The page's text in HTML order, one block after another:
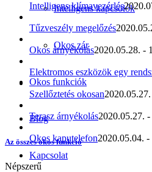
Intelligens kapcsolók
Okos zár
Okos funkciók
Blog
Kapcsolat
Intelligens klímavezérlés
Tűzveszély megelőzés
Okos árnyékolás2020.05.28. -
Elektromos eszközök egy
Szellőztetés okosan
Terasz árnyékolás2020.05.27.
Okos kaputelefon2020.05.04. -
Az összes okos funkció
Népszerű